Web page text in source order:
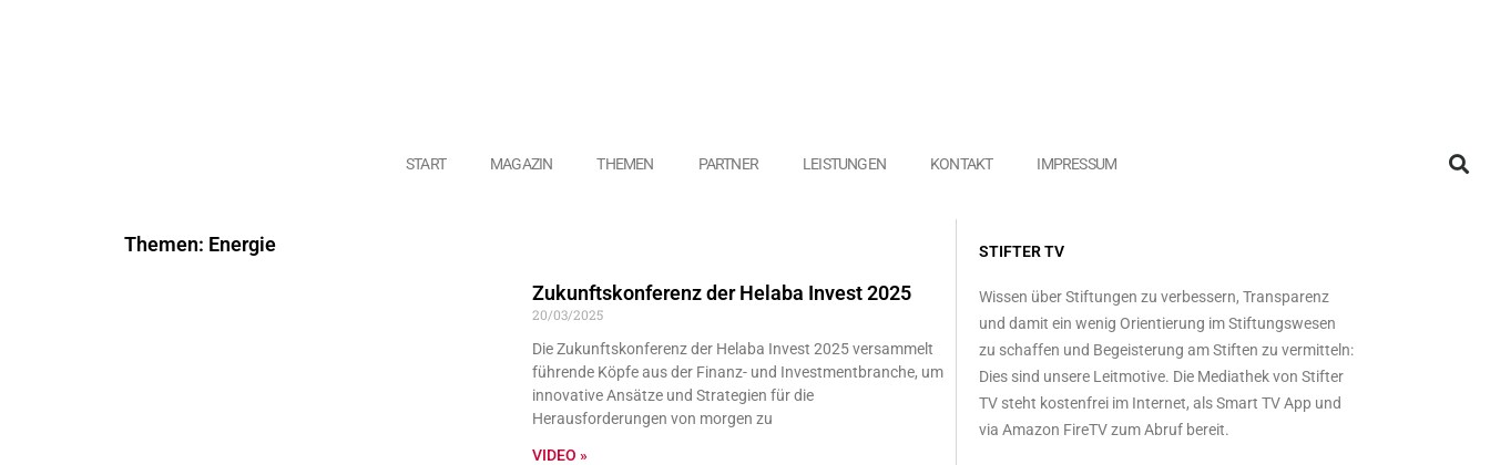
START MAGAZIN THEMEN PARTNER LEISTUNGEN KONTAKT IMPRESSUM
Themen: Energie
Zukunftskonferenz der Helaba Invest 2025
20/03/2025
Die Zukunftskonferenz der Helaba Invest 2025 versammelt
führende Köpfe aus der Finanz- und Investmentbranche, um
innovative Ansätze und Strategien für die
Herausforderungen von morgen zu
VIDEO »
STIFTER TV
Wissen über Stiftungen zu verbessern, Transparenz
und damit ein wenig Orientierung im Stiftungswesen
zu schaffen und Begeisterung am Stiften zu vermitteln:
Dies sind unsere Leitmotive. Die Mediathek von Stifter
TV steht kostenfrei im Internet, als Smart TV App und
via Amazon FireTV zum Abruf bereit.